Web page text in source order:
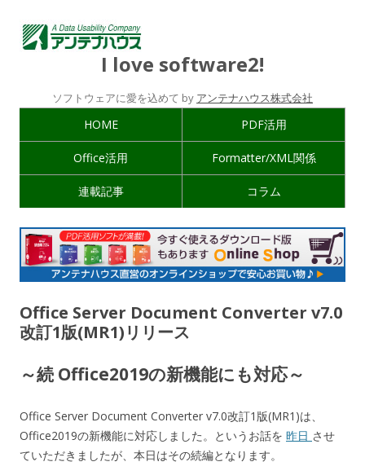
I love software2!
ソフトウェアに愛を込めて by アンテナハウス株式会社
HOME PDF活用
Office活用 Formatter/XML関係
連載記事 コラム
Office Server Document Converter v7.0
改訂1版(MR1)リリース
～続 Office2019の新機能にも対応～
Office Server Document Converter v7.0改訂1版(MR1)は、
Office2019の新機能に対応しました。というお話を 昨日 させ
ていただきましたが、本日はその続編となります。